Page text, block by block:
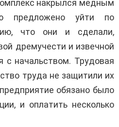
накрылся медным
предложено уйти по
что они и сделали,
дремучести и извечной
с начальством. Трудовая
труда не защитили их
обязано было
и оплатить несколько